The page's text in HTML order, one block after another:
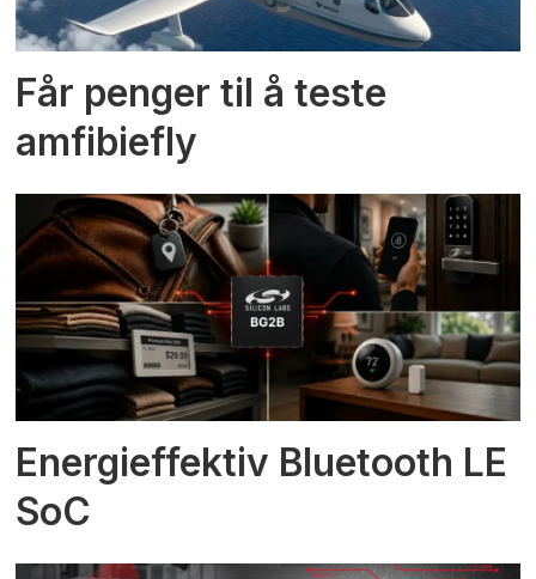
Får penger til å teste
amfibiefly
Energieffektiv Bluetooth LE
SoC